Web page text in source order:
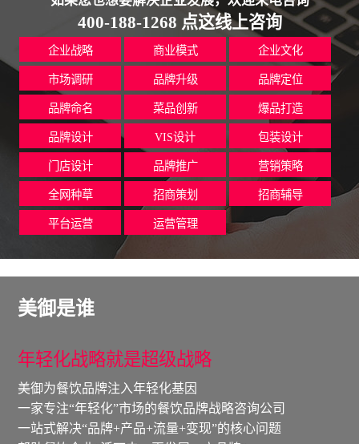
400-188-1268 点这线上咨询
企业战略 商业模式 企业文化
市场调研 品牌升级 品牌定位
品牌命名 菜品创新 爆品打造
品牌设计 VIS设计 包装设计
门店设计 品牌推广 营销策略
全网种草 招商策划 招商辅导
平台运营 运营管理
美御是谁
年轻化战略就是超级战略
美御为餐饮品牌注入年轻化基因
一家专注“年轻化”市场的餐饮品牌战略咨询公司
一站式解决“品牌+产品+流量+变现”的核心问题